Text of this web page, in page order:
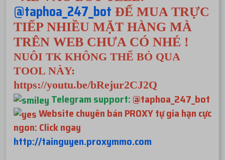
@taphoa_247_bot ĐỂ MUA TRỰC
TIẾP NHIỀU MẶT HÀNG MÀ
TRÊN WEB CHƯA CÓ NHÉ !
NUÔI TK KHÔNG THỂ BỎ QUA
TOOL NÀY:
https://youtu.be/bRejur2CJ2Q
Telegram support:@taphoa_247_bot
Website chuyên bán PROXY tự gia hạn cực
ngon: Click ngay
http://tainguyen.proxymmo.com